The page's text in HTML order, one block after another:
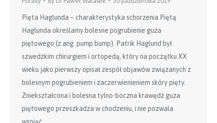
Pięta Haglunda – charakterystyka schorzenia Piętą
Haglunda określamy bolesne pogrubienie guza
piętowego (z ang. pump bump). Patrik Haglund był
szwedzkim chirurgiem i ortopedą, który na początku XX
wieku jako pierwszy opisał zespół objawów związanych z
bolesnym pogrubieniem i zaczerwienieniem skóry pięty.
Zniekształcona i bolesna tylno-boczna krawędź guza
piętowego przeszkadza w chodzeniu, i nie pozwala